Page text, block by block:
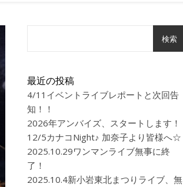
検索
最近の投稿
4/11イベントライブレポートと次回告
知！！
2026年アンバイズ、スタートします！
12/5カナコNight♪ 加奈子より皆様へ☆
2025.10.29ワンマンライブ無事に終
了！
2025.10.4新小岩東北まつりライブ、無